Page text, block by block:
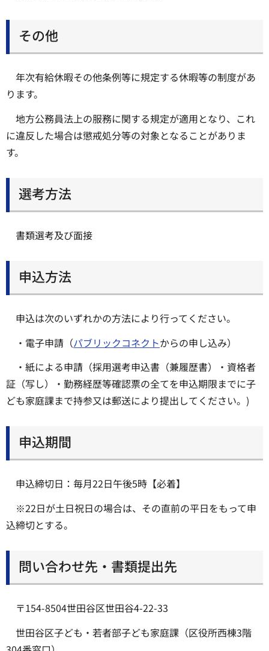
その他
年次有給休暇その他条例等に規定する休暇等の制度があ
ります。
地方公務員法上の服務に関する規定が適用となり、これ
に違反した場合は懲戒処分等の対象となることがありま
す。
選考方法
書類選考及び面接
申込方法
申込は次のいずれかの方法により行ってください。
・電子申請（パブリックコネクトからの申し込み）
・紙による申請（採用選考申込書（兼履歴書）・資格者
証（写し）・勤務経歴等確認票の全てを申込期限までに子
ども家庭課まで持参又は郵送により提出してください。)
申込期間
申込締切日：毎月22日午後5時【必着】
※22日が土日祝日の場合は、その直前の平日をもって申
込締切とする。
問い合わせ先・書類提出先
〒154-8504世田谷区世田谷4-22-33
世田谷区子ども・若者部子ども家庭課（区役所西棟3階